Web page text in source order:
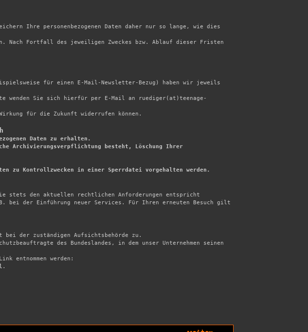
Ihre personenbezogenen Daten daher nur so lange, wie dies
Nach Fortfall des jeweiligen Zweckes bzw. Ablauf dieser Fristen
für einen E-Mail-Newsletter-Bezug) haben wir jeweils
Sie sich hierfür per E-Mail an ruediger(at)teenage-
für die Zukunft widerrufen können.
Daten zu erhalten.
Archivierungsverpflichtung besteht, Löschung Ihrer
zu Kontrollzwecken in einer Sperrdatei vorgehalten werden.
stets den aktuellen rechtlichen Anforderungen entspricht
bei der Einführung neuer Services. Für Ihren erneuten Besuch gilt
bei der zuständigen Aufsichtsbehörde zu.
des Bundeslandes, in dem unser Unternehmen seinen
.